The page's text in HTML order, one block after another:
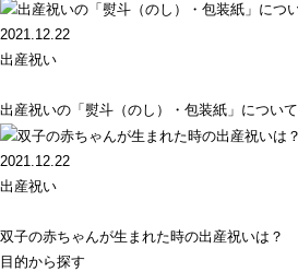
2021.12.22
出産祝い
出産祝いの「熨斗（のし）・包装紙」について
2021.12.22
出産祝い
双子の赤ちゃんが生まれた時の出産祝いは？
目的から探す